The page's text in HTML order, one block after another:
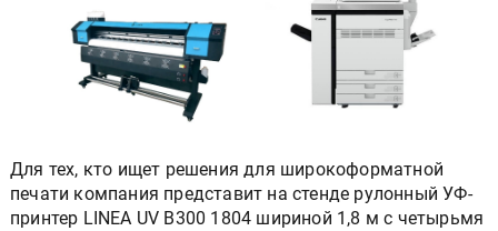
Для тех, кто ищет решения для широкоформатной
печати компания представит на стенде рулонный УФ-
принтер LINEA UV B300 1804 шириной 1,8 м с четырьмя